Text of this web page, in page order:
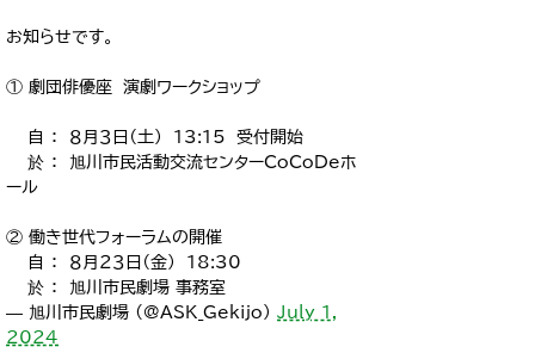
お知らせです。
① 劇団俳優座 演劇ワークショップ
自 ： ８月３日（土） 13:15 受付開始
於 ： 旭川市民活動交流センターCoCoDeホ
ール
② 働き世代フォーラムの開催
自 ： ８月２３日（金） 18:30
於 ： 旭川市民劇場 事務室
— 旭川市民劇場 (@ASK_Gekijo) July 1,
2024